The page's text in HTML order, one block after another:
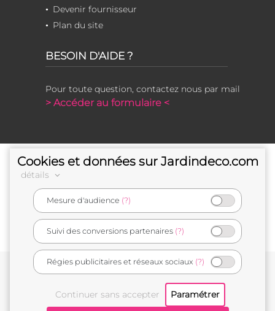
Devenir fournisseur
Plan du site
BESOIN D'AIDE ?
Pour toute question, contactez nous par mail
> Accéder au formulaire <
e-commerçant français
Cookies et données sur Jardindeco.com
détails
Mesure d'audience (?)
Suivi des conversions partenaires (?)
Régies publicitaires et réseaux sociaux (?)